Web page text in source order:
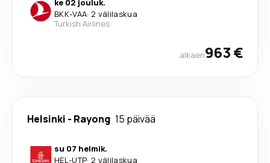
ke 02 jouluk.
BKK-VAA· 2 välilaskua
Turkish Airlines
alkaen963 €
Helsinki - Rayong 15 päivää
su 07 helmik.
HEL-UTP· 2 välilaskua